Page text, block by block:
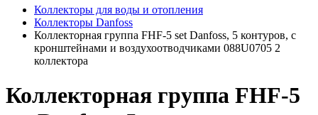
Коллекторы для воды и отопления
Коллекторы Danfoss
Коллекторная группа FHF-5 set Danfoss, 5 контуров, с
кронштейнами и воздухоотводчиками 088U0705 2
коллектора
Коллекторная группа FHF-5